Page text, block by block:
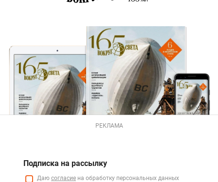
РЕКЛАМА
Подписка на рассылку
Даю согласие на обработку персональных данных